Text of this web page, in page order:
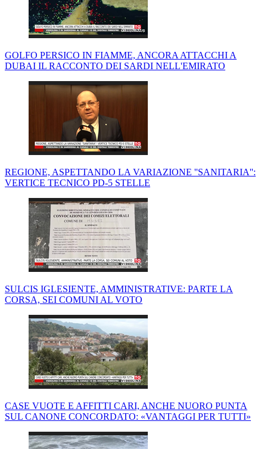
GOLFO PERSICO IN FIAMME, ANCORA ATTACCHI A
DUBAI IL RACCONTO DEI SARDI NELL'EMIRATO
REGIONE, ASPETTANDO LA VARIAZIONE ''SANITARIA'':
VERTICE TECNICO PD-5 STELLE
SULCIS IGLESIENTE, AMMINISTRATIVE: PARTE LA
CORSA, SEI COMUNI AL VOTO
CASE VUOTE E AFFITTI CARI, ANCHE NUORO PUNTA
SUL CANONE CONCORDATO: «VANTAGGI PER TUTTI»